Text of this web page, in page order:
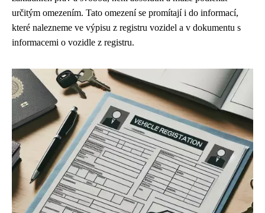
určitým omezením. Tato omezení se promítají i do informací,
které nalezneme ve výpisu z registru vozidel a v dokumentu s
informacemi o vozidle z registru.